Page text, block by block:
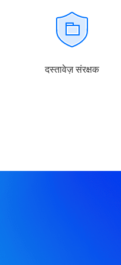
दस्तावेज़ संरक्षक